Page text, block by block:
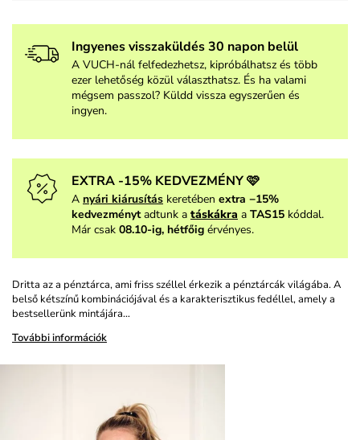
Ingyenes visszaküldés 30 napon belül
A VUCH-nál felfedezhetsz, kipróbálhatsz és több
ezer lehetőség közül választhatsz. És ha valami
mégsem passzol? Küldd vissza egyszerűen és
ingyen.
EXTRA -15% KEDVEZMÉNY 🩷
A nyári kiárusítás keretében extra −15%
kedvezménytadtunk a táskákra a TAS15 kóddal.
Már csak 08.10-ig, hétfőig érvényes.
Dritta az a pénztárca, ami friss széllel érkezik a pénztárcák világába. A
belső kétszínű kombinációjával és a karakterisztikus fedéllel, amely a
bestsellerünk mintájára…
További információk